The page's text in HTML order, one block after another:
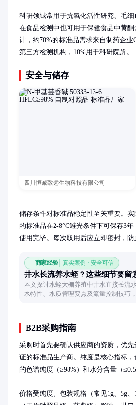
科研领域常用于抗氧化活性研究、毛细
在食品检测中也可用于保健食品中黄
计，约70%的标准品需求来自制药企业
第三方检测机构，10%用于科研院所。
安全与储存
四川恒诚致远生物科技有限公司
储存条件对标准品稳定性至关重要。
的标准品在2-8°C避光条件下可保存3
使用完毕。每次取用后应立即密封，防
商家经验 真实案例 · 安全可信
井水长流养水蛭？这些细节要留
本文探讨水蛭大棚养殖中井水直接长流
水特性、水质管理要点及流量控制技巧
B2B采购指南
采购时首先要确认供应商的资质，优先
证的标准品生产商。纯度是核心指标，
的色谱纯度（≥98%）和水分含量（
价格受纯度、包装规格（常见1g、5g、